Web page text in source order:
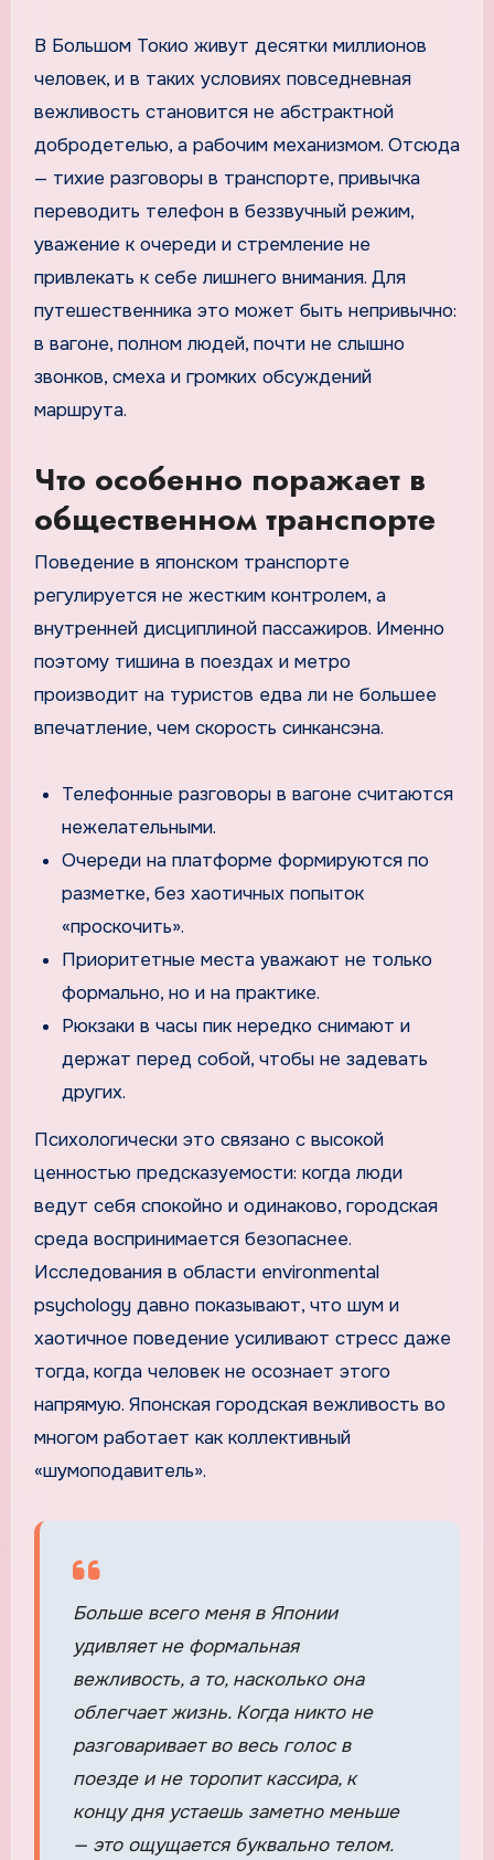
В Большом Токио живут десятки миллионов
человек, и в таких условиях повседневная
вежливость становится не абстрактной
добродетелью, а рабочим механизмом. Отсюда
— тихие разговоры в транспорте, привычка
переводить телефон в беззвучный режим,
уважение к очереди и стремление не
привлекать к себе лишнего внимания. Для
путешественника это может быть непривычно:
в вагоне, полном людей, почти не слышно
звонков, смеха и громких обсуждений
маршрута.
Что особенно поражает в
общественном транспорте
Поведение в японском транспорте
регулируется не жестким контролем, а
внутренней дисциплиной пассажиров. Именно
поэтому тишина в поездах и метро
производит на туристов едва ли не большее
впечатление, чем скорость синкансэна.
Телефонные разговоры в вагоне считаются
нежелательными.
Очереди на платформе формируются по
разметке, без хаотичных попыток
«проскочить».
Приоритетные места уважают не только
формально, но и на практике.
Рюкзаки в часы пик нередко снимают и
держат перед собой, чтобы не задевать
других.
Психологически это связано с высокой
ценностью предсказуемости: когда люди
ведут себя спокойно и одинаково, городская
среда воспринимается безопаснее.
Исследования в области environmental
psychology давно показывают, что шум и
хаотичное поведение усиливают стресс даже
тогда, когда человек не осознает этого
напрямую. Японская городская вежливость во
многом работает как коллективный
«шумоподавитель».
Больше всего меня в Японии
удивляет не формальная
вежливость, а то, насколько она
облегчает жизнь. Когда никто не
разговаривает во весь голос в
поезде и не торопит кассира, к
концу дня устаешь заметно меньше
— это ощущается буквально телом.